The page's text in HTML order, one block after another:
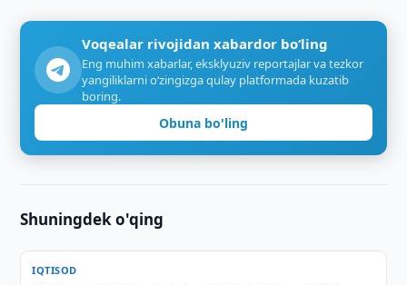
Voqealar rivojidan xabardor bo‘ling
Eng muhim xabarlar, eksklyuziv reportajlar va tezkor
yangiliklarni o‘zingizga qulay platformada kuzatib
boring.
Obuna bo'ling
Shuningdek o'qing
IQTISOD